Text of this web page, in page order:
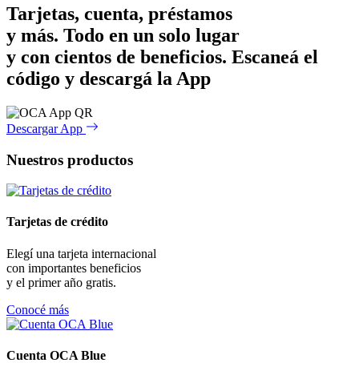
Tarjetas, cuenta, préstamos
y más. Todo en un solo lugar
y con cientos de beneficios. Escaneá el
código y descargá la App
Descargar App
Nuestros productos
Tarjetas de crédito
Elegí una tarjeta internacional
con importantes beneficios
y el primer año gratis.
Conocé más
Cuenta OCA Blue